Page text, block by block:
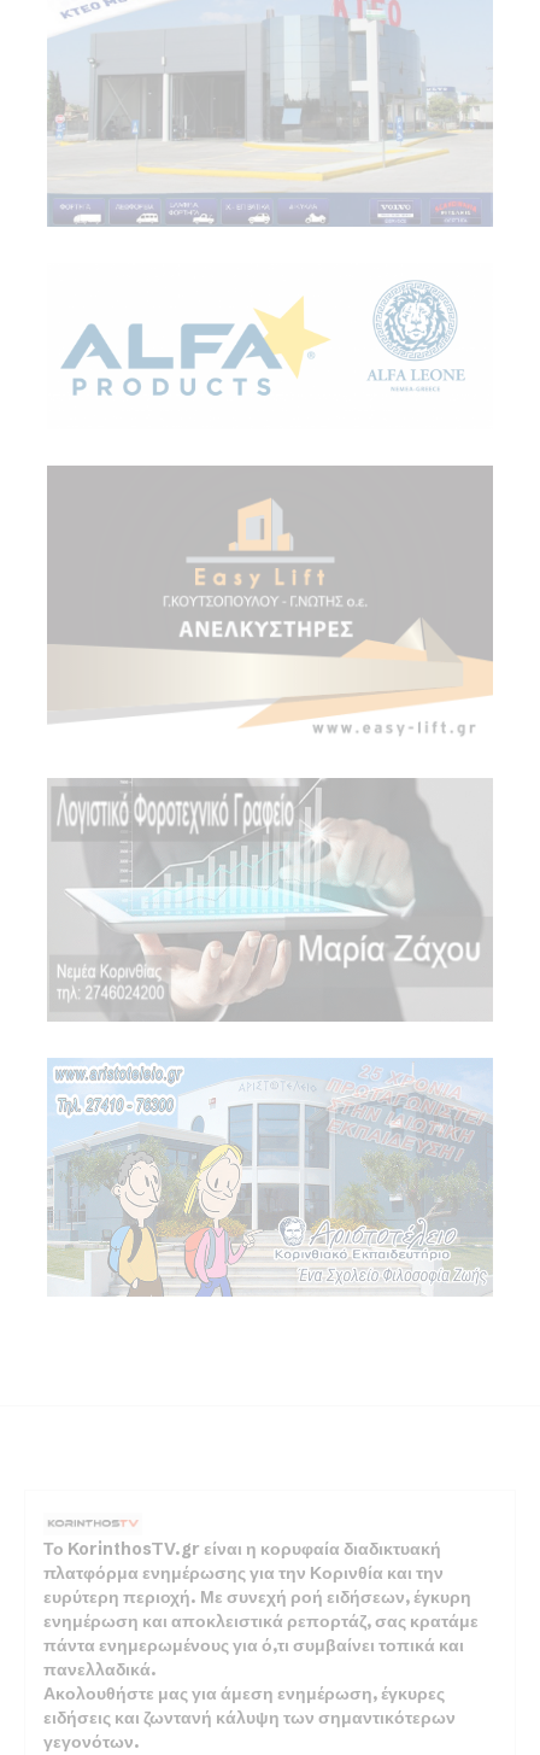
Το KorinthosTV.gr είναι η κορυφαία διαδικτυακή
πλατφόρμα ενημέρωσης για την Κορινθία και την
ευρύτερη περιοχή. Με συνεχή ροή ειδήσεων, έγκυρη
ενημέρωση και αποκλειστικά ρεπορτάζ, σας κρατάμε
πάντα ενημερωμένους για ό,τι συμβαίνει τοπικά και
πανελλαδικά.
Ακολουθήστε μας για άμεση ενημέρωση, έγκυρες
ειδήσεις και ζωντανή κάλυψη των σημαντικότερων
γεγονότων.